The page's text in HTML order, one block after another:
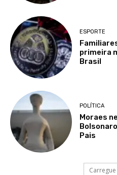
ESPORTE
primeira
Brasil
POLÍTICA
Moraes
Pais